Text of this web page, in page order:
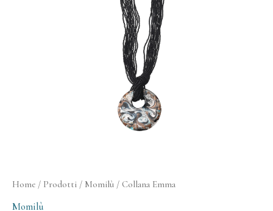
Home / Prodotti / Momilù / Collana Emma
Momilù